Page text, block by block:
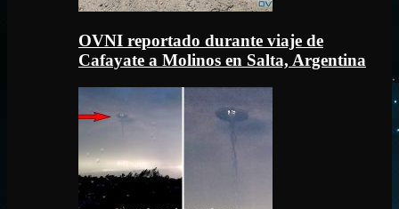
OVNI reportado durante viaje de
Cafayate a Molinos en Salta, Argentina